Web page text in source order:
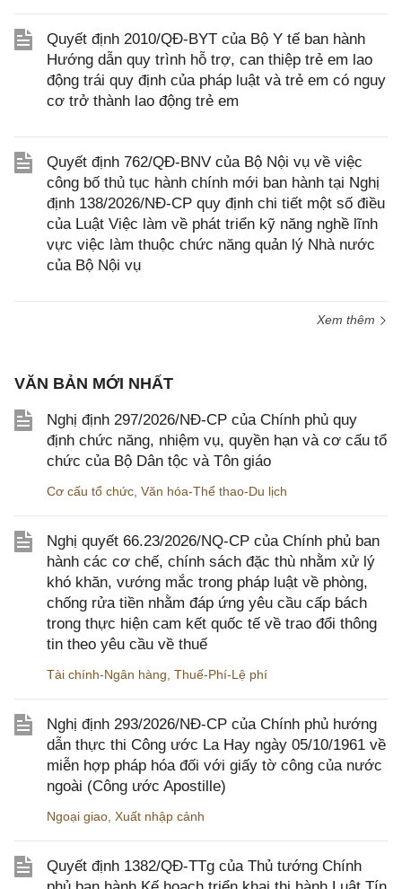
Quyết định 2010/QĐ-BYT của Bộ Y tế ban hành
Hướng dẫn quy trình hỗ trợ, can thiệp trẻ em lao
động trái quy định của pháp luật và trẻ em có nguy
cơ trở thành lao động trẻ em
Quyết định 762/QĐ-BNV của Bộ Nội vụ về việc
công bố thủ tục hành chính mới ban hành tại Nghị
định 138/2026/NĐ-CP quy định chi tiết một số điều
của Luật Việc làm về phát triển kỹ năng nghề lĩnh
vực việc làm thuộc chức năng quản lý Nhà nước
của Bộ Nội vụ
Xem thêm
VĂN BẢN MỚI NHẤT
Nghị định 297/2026/NĐ-CP của Chính phủ quy
định chức năng, nhiệm vụ, quyền hạn và cơ cấu tổ
chức của Bộ Dân tộc và Tôn giáo
Cơ cấu tổ chức Văn hóa-Thể thao-Du lịch
Nghị quyết 66.23/2026/NQ-CP của Chính phủ ban
hành các cơ chế, chính sách đặc thù nhằm xử lý
khó khăn, vướng mắc trong pháp luật về phòng,
chống rửa tiền nhằm đáp ứng yêu cầu cấp bách
trong thực hiện cam kết quốc tế về trao đổi thông
tin theo yêu cầu về thuế
Tài chính-Ngân hàng Thuế-Phí-Lệ phí
Nghị định 293/2026/NĐ-CP của Chính phủ hướng
dẫn thực thi Công ước La Hay ngày 05/10/1961 về
miễn hợp pháp hóa đối với giấy tờ công của nước
ngoài (Công ước Apostille)
Ngoại giao Xuất nhập cảnh
Quyết định 1382/QĐ-TTg của Thủ tướng Chính